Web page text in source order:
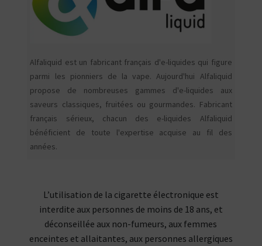
Alfaliquid est un fabricant français d'e-liquides qui figure
parmi les pionniers de la vape. Aujourd'hui Alfaliquid
propose de nombreuses gammes d'e-liquides aux
saveurs classiques, fruitées ou gourmandes. Fabricant
français sérieux, chacun des e-liquides Alfaliquid
bénéficient de toute l'expertise acquise au fil des
années.
L’utilisation de la cigarette électronique est
interdite aux personnes de moins de 18 ans, et
déconseillée aux non-fumeurs, aux femmes
enceintes et allaitantes, aux personnes allergiques